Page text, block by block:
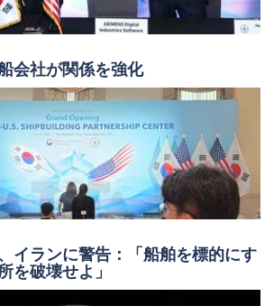
会社が関係を強化
イランに警告：「船舶を標的にす
を破壊せよ」